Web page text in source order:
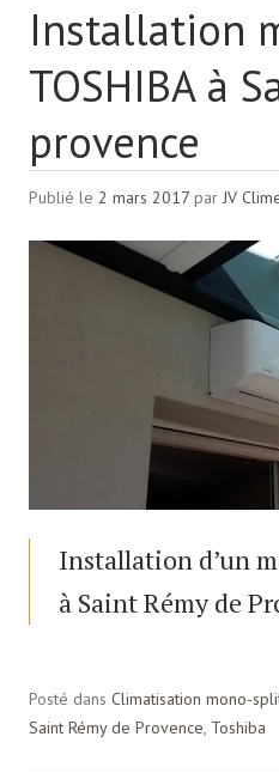
Installation
TOSHIBA à
provence
Publié le 2 mars 2017 par JV
Installation d’un
à Saint Rémy de
Posté dans Climatisation mono-
Saint Rémy de Provence, Toshiba